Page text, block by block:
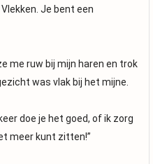
Je bent een
me ruw bij mijn haren en trok
was vlak bij het mijne.
doe je het goed, of ik zorg
meer kunt zitten!”